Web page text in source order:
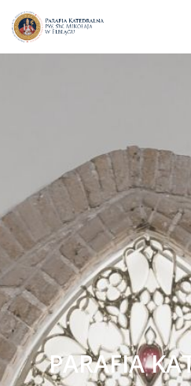
Przejdź
PARAFIA